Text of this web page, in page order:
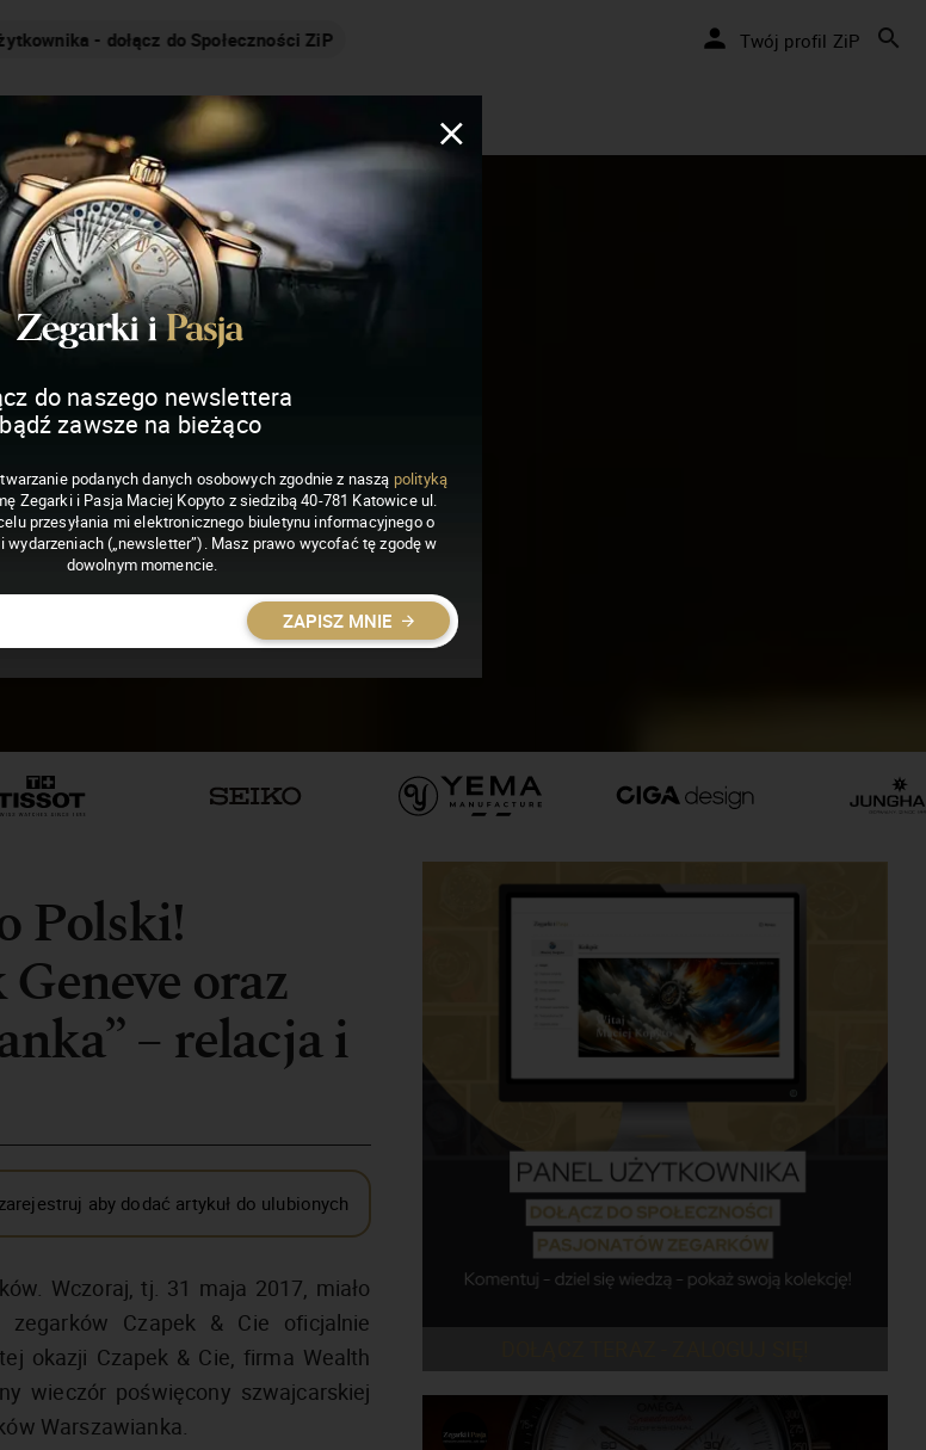
pozytywnie... cały czas! Twój profil ZiP
I PASJA
Polski!
oraz
– relacja i
aby dodać artykuł do ulubionych
Wczoraj, tj. 31 maja 2017, miało
zegarków Czapek & Cie oficjalnie
okazji Czapek & Cie, firma Wealth
wieczór poświęcony szwajcarskiej
Warszawianka.
do naszego newslettera
zawsze na bieżąco
podanych danych osobowych zgodnie z naszą polityką
Zegarki i Pasja Maciej Kopyto z siedzibą 40-781 Katowice ul.
przesyłania mi elektronicznego biuletynu informacyjnego o
wydarzeniach („newsletter”). Masz prawo wycofać tę zgodę w
dowolnym momencie.
ZAPISZ MNIE